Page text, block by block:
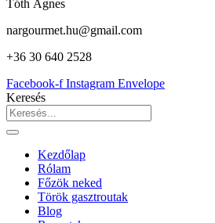
Tóth Ágnes
nargourmet.hu@gmail.com
+36 30 640 2528
Facebook-f Instagram Envelope
Keresés
Kezdőlap
Rólam
Főzök neked
Török gasztroutak
Blog